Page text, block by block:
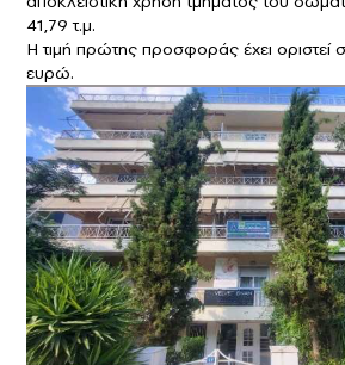
41,79 τ.μ.
Η τιμή πρώτης προσφοράς έχει οριστεί
ευρώ.